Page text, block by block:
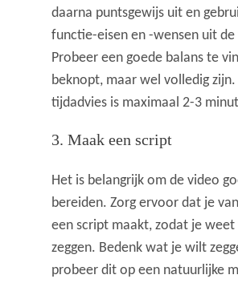
daarna puntsgewijs uit en
functie-eisen en -wensen uit
Probeer een goede balans te
beknopt, maar wel volledig
tijdadvies is maximaal 2-3
3. Maak een script
Het is belangrijk om de video
bereiden. Zorg ervoor dat je
een script maakt, zodat je
zeggen. Bedenk wat je wilt
probeer dit op een natuurlijke